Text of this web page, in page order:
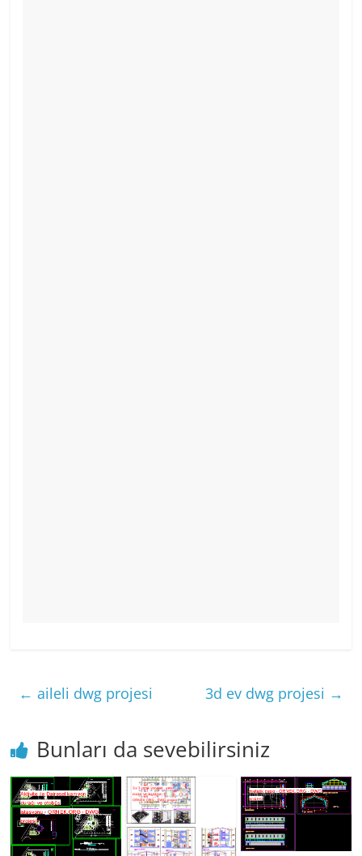
← aileli dwg projesi 3d ev dwg projesi →
Bunları da sevebilirsiniz